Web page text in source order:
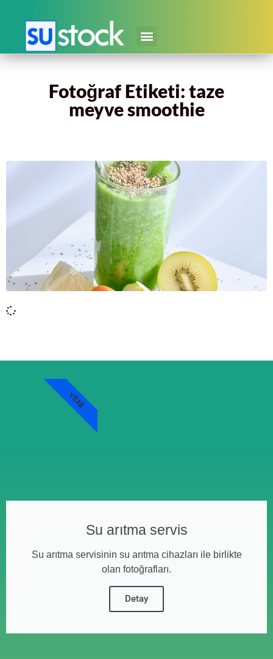
Fotoğraf Etiketi: taze
meyve smoothie
Su arıtma servis
Su arıtma servisinin su arıtma cihazları ile birlikte
olan fotoğrafları.
Detay
YENI